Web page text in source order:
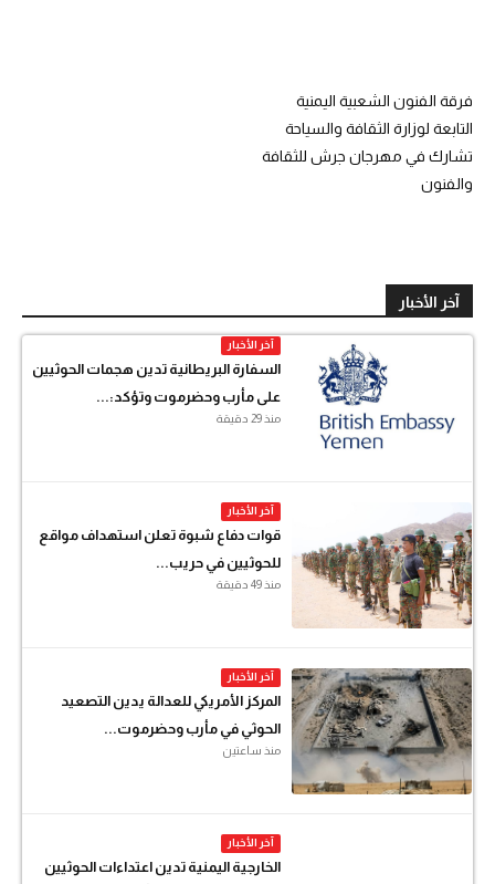
فرقة الفنون الشعبية اليمنية
التابعة لوزارة الثقافة والسياحة
تشارك في مهرجان جرش للثقافة
والفنون
آخر الأخبار
آخر الأخبار
السفارة البريطانية تدين هجمات الحوثيين
على مأرب وحضرموت وتؤكد:...
منذ 29 دقيقة
آخر الأخبار
قوات دفاع شبوة تعلن استهداف مواقع
للحوثيين في حريب...
منذ 49 دقيقة
آخر الأخبار
المركز الأمريكي للعدالة يدين التصعيد
الحوثي في مأرب وحضرموت...
منذ ساعتين
آخر الأخبار
الخارجية اليمنية تدين اعتداءات الحوثيين